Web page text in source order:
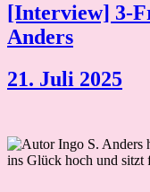
[Interview] 3-
Anders
21. Juli 2025